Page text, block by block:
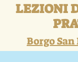
LEZIONI
Borgo